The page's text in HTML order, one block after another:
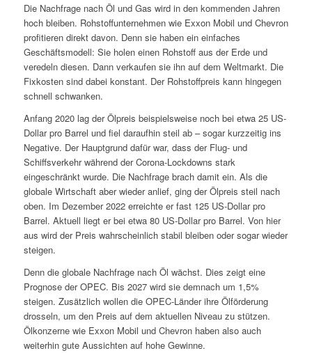
Die Nachfrage nach Öl und Gas wird in den kommenden Jahren
hoch bleiben. Rohstoffunternehmen wie Exxon Mobil und Chevron
profitieren direkt davon. Denn sie haben ein einfaches
Geschäftsmodell: Sie holen einen Rohstoff aus der Erde und
veredeln diesen. Dann verkaufen sie ihn auf dem Weltmarkt. Die
Fixkosten sind dabei konstant. Der Rohstoffpreis kann hingegen
schnell schwanken.
Anfang 2020 lag der Ölpreis beispielsweise noch bei etwa 25 US-
Dollar pro Barrel und fiel daraufhin steil ab – sogar kurzzeitig ins
Negative. Der Hauptgrund dafür war, dass der Flug- und
Schiffsverkehr während der Corona-Lockdowns stark
eingeschränkt wurde. Die Nachfrage brach damit ein. Als die
globale Wirtschaft aber wieder anlief, ging der Ölpreis steil nach
oben. Im Dezember 2022 erreichte er fast 125 US-Dollar pro
Barrel. Aktuell liegt er bei etwa 80 US-Dollar pro Barrel. Von hier
aus wird der Preis wahrscheinlich stabil bleiben oder sogar wieder
steigen.
Denn die globale Nachfrage nach Öl wächst. Dies zeigt eine
Prognose der OPEC. Bis 2027 wird sie demnach um 1,5%
steigen. Zusätzlich wollen die OPEC-Länder ihre Ölförderung
drosseln, um den Preis auf dem aktuellen Niveau zu stützen.
Ölkonzerne wie Exxon Mobil und Chevron haben also auch
weiterhin gute Aussichten auf hohe Gewinne.